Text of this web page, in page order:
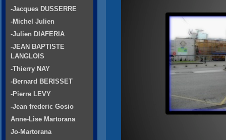
-Jacques DUSSERRE
-Michel Julien
-Julien DIAFERIA
-JEAN BAPTISTE
LANGLOIS
-Thierry NAY
-Bernard BERISSET
-Pierre LEVY
-Jean frederic Gosio
Anne-Lise Martorana
Jo-Martorana